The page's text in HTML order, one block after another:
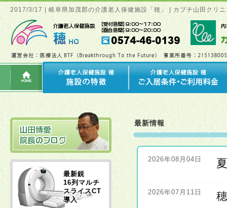
2017/3/17 | 岐阜県加茂郡の介護老人保健施設「穂」 | カブチ山田クリ
最新情報
2026年08月04日
2026年07月11日
最新鋭
16列マルチ
スライスCT
導入